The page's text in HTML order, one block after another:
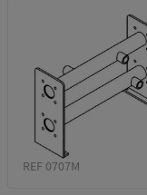
REF 0707M